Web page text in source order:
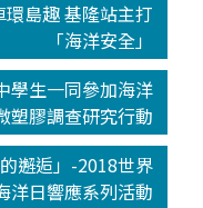
環島趣 基隆站主打
「海洋安全」
學生一同參加海洋
塑膠調查研究行動
邂逅」-2018世界
洋日響應系列活動